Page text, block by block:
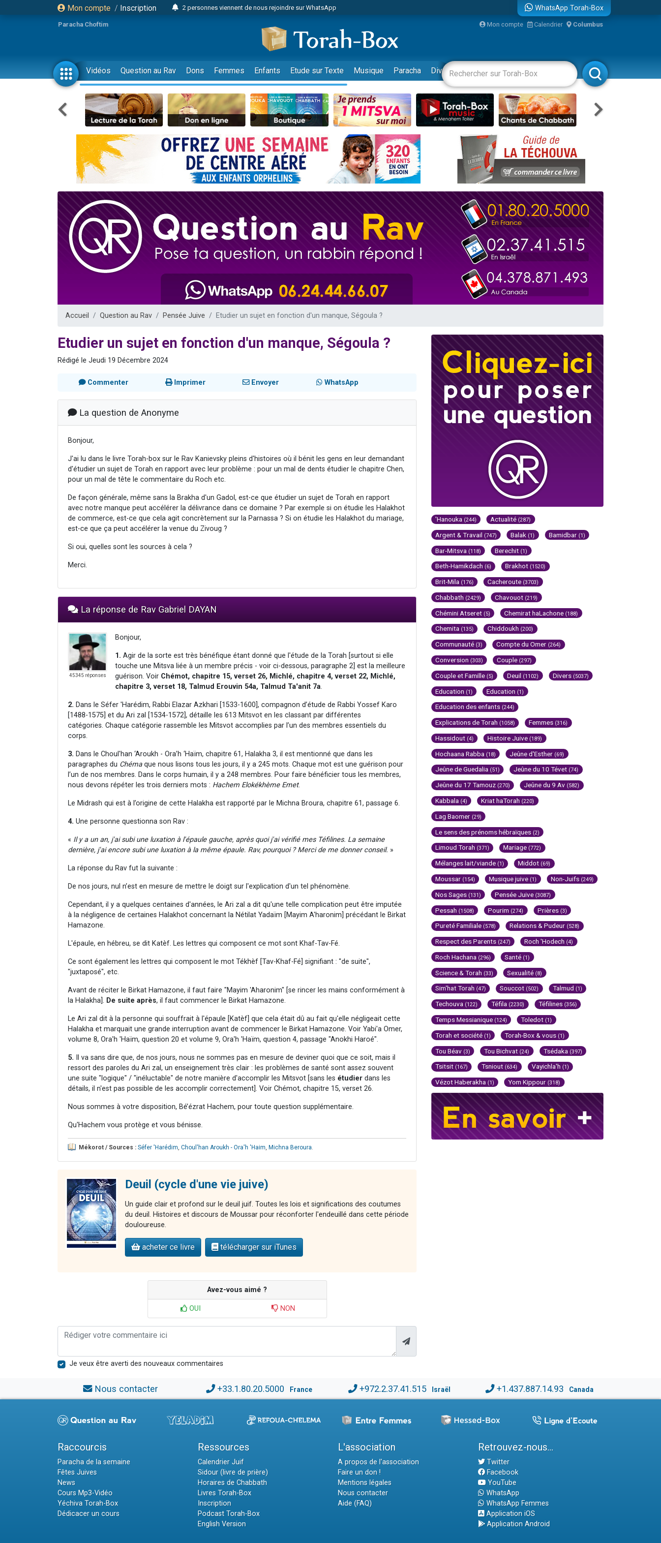
Mon compte / Inscription
2 personnes viennent de nous rejoindre sur WhatsApp
3 personnes viennent de faire un don pour Événements Torah-Box
2 personnes viennent de faire un don pour Tsédaka : pauvres d'Israel
3 personnes viennent de nous rejoindre sur WhatsApp
11 personnes viennent de demander une bénédiction
3 personnes viennent de faire un don pour Diane, 80 ans, dans un appartement insalubre
Il reste 49 places pour étudier en groupe sur Zoom
2 personnes viennent de nous rejoindre sur WhatsApp
29 personnes viennent de demander une bénédiction
Il reste 49 places pour étudier en groupe sur Zoom
2 personnes viennent de nous rejoindre sur WhatsApp
6 personnes viennent de nous rejoindre sur WhatsApp
4 personnes viennent de faire un don pour Reloger Rivka, 6 enfants, victime de violences...
2 personnes viennent de faire un don pour 1 Journée de Vacances Pour les Enfants
17 personnes viennent de demander une bénédiction
Il reste 49 places pour étudier en groupe sur Zoom
Eva vient de donner son Maasser
Eli vient de donner son Maasser
WhatsApp Torah-Box
Paracha Choftim Mon compte Calendrier Columbus
Vidéos Question au Rav Dons Femmes Enfants Etude sur Texte Musique Paracha Divertissements Livres Rabbanim
Accueil Question au Rav Pensée Juive Etudier un sujet en fonction d'un manque, Ségoula ?
Etudier un sujet en fonction d'un manque, Ségoula ?
Rédigé le Jeudi 19 Décembre 2024
Commenter Imprimer Envoyer WhatsApp
La question de Anonyme
Bonjour,
J'ai lu dans le livre Torah-box sur le Rav Kanievsky pleins d'histoires où il bénit les gens en leur demandant
d'étudier un sujet de Torah en rapport avec leur problème : pour un mal de dents étudier le chapitre Chen,
pour un mal de tête le commentaire du Roch etc.
De façon générale, même sans la Brakha d'un Gadol, est-ce que étudier un sujet de Torah en rapport
avec notre manque peut accélérer la délivrance dans ce domaine ? Par exemple si on étudie les Halakhot
de commerce, est-ce que cela agit concrètement sur la Parnassa ? Si on étudie les Halakhot du mariage,
est-ce que ça peut accélérer la venue du Zivoug ?
Si oui, quelles sont les sources à cela ?
Merci.
La réponse de Rav Gabriel DAYAN
45345 réponses
Bonjour,
1. Agir de la sorte est très bénéfique étant donné que l'étude de la Torah [surtout si elle
touche une Mitsva liée à un membre précis - voir ci-dessous, paragraphe 2] est la meilleure
guérison. Voir Chémot, chapitre 15, verset 26, Michlé, chapitre 4, verset 22, Michlé,
chapitre 3, verset 18, Talmud Erouvin 54a, Talmud Ta'anit 7a.
2. Dans le Séfer 'Harédim, Rabbi Elazar Azkhari [1533-1600], compagnon d’étude de Rabbi Yossef Karo
[1488-1575] et du Ari zal [1534-1572], détaille les 613 Mitsvot en les classant par différentes
catégories. Chaque catégorie rassemble les Mitsvot accomplies par l’un des membres essentiels du
corps.
3. Dans le Choul'han ‘Aroukh - Ora’h ‘Haïm, chapitre 61, Halakha 3, il est mentionné que dans les
paragraphes du Chémaque nous lisons tous les jours, il y a 245 mots. Chaque mot est une guérison pour
l’un de nos membres. Dans le corps humain, il y a 248 membres. Pour faire bénéficier tous les membres,
nous devons répéter les trois derniers mots : Hachem Elokékhème Emet.
Le Midrash qui est à l’origine de cette Halakha est rapporté par le Michna Broura, chapitre 61, passage 6.
4. Une personne questionna son Rav :
« Il y a un an, j'ai subi une luxation à l'épaule gauche, après quoi j'ai vérifié mes Téfilines. La semaine
dernière, j'ai encore subi une luxation à la même épaule. Rav, pourquoi ? Merci de me donner conseil. »
La réponse du Rav fut la suivante :
De nos jours, nul n’est en mesure de mettre le doigt sur l'explication d'un tel phénomène.
Cependant, il y a quelques centaines d'années, le Ari zal a dit qu'une telle complication peut être imputée
à la négligence de certaines Halakhot concernant la Nétilat Yadaïm [Mayim A'haronim] précédant le Birkat
Hamazone.
L'épaule, en hébreu, se dit Katèf. Les lettres qui composent ce mot sont Khaf-Tav-Fé.
Ce sont également les lettres qui composent le mot Tékhèf [Tav-Khaf-Fé] signifiant : "de suite",
"juxtaposé", etc.
Avant de réciter le Birkat Hamazone, il faut faire "Mayim 'Aharonim" [se rincer les mains conformément à
la Halakha]. De suite après, il faut commencer le Birkat Hamazone.
Le Ari zal dit à la personne qui souffrait à l'épaule [Katèf] que cela était dû au fait qu'elle négligeait cette
Halakha et marquait une grande interruption avant de commencer le Birkat Hamazone. Voir Yabi'a Omer,
volume 8, Ora'h 'Haïm, question 20 et volume 9, Ora'h 'Haïm, question 4, passage "Anokhi Haroé".
5. Il va sans dire que, de nos jours, nous ne sommes pas en mesure de deviner quoi que ce soit, mais il
ressort des paroles du Ari zal, un enseignement très clair : les problèmes de santé sont assez souvent
une suite "logique" / "inéluctable" de notre manière d'accomplir les Mitsvot [sans les étudier dans les
détails, il n'est pas possible de les accomplir correctement]. Voir Chémot, chapitre 15, verset 26.
Nous sommes à votre disposition, Bé’ézrat Hachem, pour toute question supplémentaire.
Qu'Hachem vous protège et vous bénisse.
Mékorot / Sources : Séfer 'Harédim Choul'han Aroukh - Ora'h 'Haim Michna Beroura
Deuil (cycle d'une vie juive)
Un guide clair et profond sur le deuil juif. Toutes les lois et significations des coutumes
du deuil. Histoires et discours de Moussar pour réconforter l'endeuillé dans cette période
douloureuse.
acheter ce livre télécharger sur iTunes
Avez-vous aimé ?
OUI NON
Je veux être averti des nouveaux commentaires
'Hanouka (244) Actualité (287)
Argent & Travail (747) Balak (1) Bamidbar (1)
Bar-Mitsva (118) Berechit (1)
Beth-Hamikdach (6) Brakhot (1520)
Brit-Mila (176) Cacheroute (3703)
Chabbath (2429) Chavouot (219)
Chémini Atseret (5) Chemirat haLachone (188)
Chemita (135) Chiddoukh (200)
Communauté (3) Compte du Omer (264)
Conversion (303) Couple (297)
Couple et Famille (5) Deuil (1102) Divers (5037)
Education (1) Education (1)
Education des enfants (244)
Explications de Torah (1058) Femmes (316)
Hassidout (4) Histoire Juive (189)
Hochaana Rabba (18) Jeûne d'Esther (69)
Jeûne de Guedalia (51) Jeûne du 10 Tévet (74)
Jeûne du 17 Tamouz (270) Jeûne du 9 Av (582)
Kabbala (4) Kriat haTorah (220)
Lag Baomer (29)
Le sens des prénoms hébraïques (2)
Limoud Torah (371) Mariage (772)
Mélanges lait/viande (1) Middot (69)
Moussar (154) Musique juive (1) Non-Juifs (249)
Nos Sages (131) Pensée Juive (3087)
Pessah (1508) Pourim (274) Prières (3)
Pureté Familiale (578) Relations & Pudeur (528)
Respect des Parents (247) Roch 'Hodech (4)
Roch Hachana (296) Santé (1)
Science & Torah (33) Sexualité (8)
Sim'hat Torah (47) Souccot (502) Talmud (1)
Techouva (122) Téfila (2230) Téfilines (356)
Temps Messianique (124) Toledot (1)
Torah et société (1) Torah-Box & vous (1)
Tou Béav (3) Tou Bichvat (24) Tsédaka (397)
Tsitsit (167) Tsniout (634) Vayichla'h (1)
Vézot Haberakha (1) Yom Kippour (318)
Nous contacter +33.1.80.20.5000 France +972.2.37.41.515 Israël +1.437.887.14.93 Canada
Raccourcis
Paracha de la semaine
Fêtes Juives
News
Cours Mp3-Vidéo
Yéchiva Torah-Box
Dédicacer un cours
Ressources
Calendrier Juif
Sidour (livre de prière)
Horaires de Chabbath
Livres Torah-Box
Inscription
Podcast Torah-Box
English Version
L'association
A propos de l'association
Faire un don !
Mentions légales
Nous contacter
Aide (FAQ)
Retrouvez-nous...
Twitter
Facebook
YouTube
WhatsApp
WhatsApp Femmes
Application iOS
Application Android